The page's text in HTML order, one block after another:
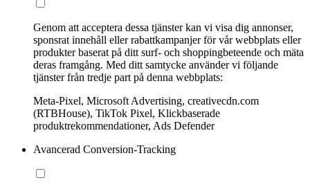
Genom att acceptera dessa tjänster kan vi visa dig annonser,
sponsrat innehåll eller rabattkampanjer för vår webbplats eller
produkter baserat på ditt surf- och shoppingbeteende och mäta
deras framgång. Med ditt samtycke använder vi följande
tjänster från tredje part på denna webbplats:
Meta-Pixel, Microsoft Advertising, creativecdn.com
(RTBHouse), TikTok Pixel, Klickbaserade
produktrekommendationer, Ads Defender
Avancerad Conversion-Tracking